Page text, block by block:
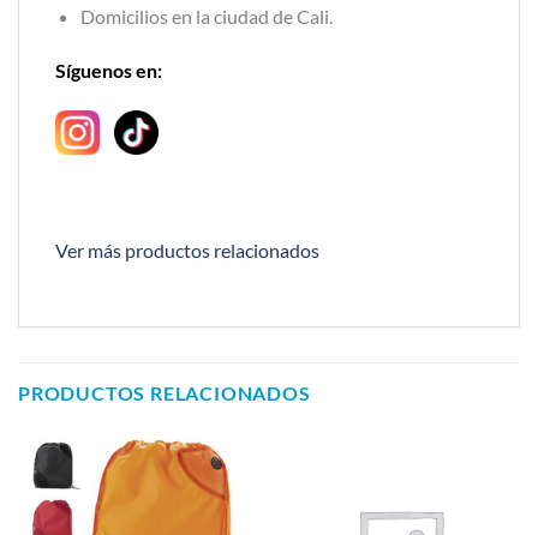
Domicilios en la ciudad de Cali.
Síguenos en:
Ver más productos relacionados
PRODUCTOS RELACIONADOS